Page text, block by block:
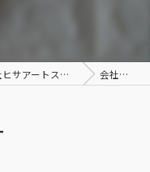
神奈川県鎌倉市の外壁塗装なら株式会社ヒサアートステーション 会社概要